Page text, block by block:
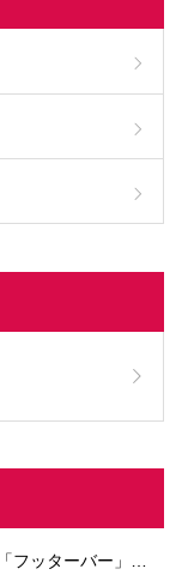
フッターバー」…